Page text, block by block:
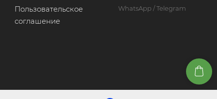
Пользовательское
соглашение
WhatsApp / Telegram